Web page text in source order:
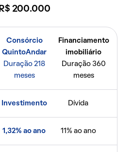
R$ 200.000
Consórcio
QuintoAndar
Duração 218
meses
Financiamento
imobiliário
Duração 360
meses
Investimento Dívida
1,32% ao ano 11% ao ano